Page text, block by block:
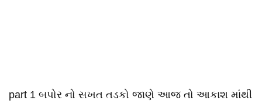
part 1 બપોર નો સખત તડકો જાણે આજ તો આકાશ માંથી